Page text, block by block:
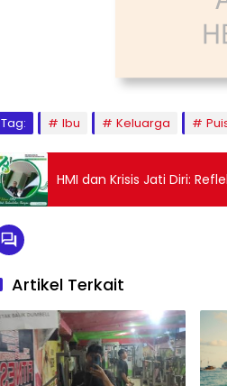
Tag: Ibu Keluarga
HMI dan Krisis Jati Diri:
Artikel Terkait